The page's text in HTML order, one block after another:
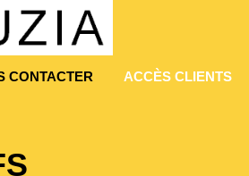
CONTACTER ACCÈS CLIENTS